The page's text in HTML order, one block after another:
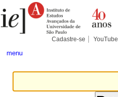
para
conteúdo.
Pessoais
Cadastre-se YouTube
menu